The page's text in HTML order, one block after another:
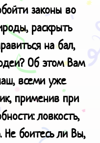
законы во
раскрыть
на бал,
Об этом Вам
всеми уже
применив при
ловкость,
Не боитесь ли Вы,